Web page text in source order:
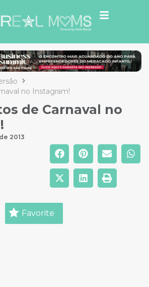
no Instagram!
de Carnaval no
2013
Favorite